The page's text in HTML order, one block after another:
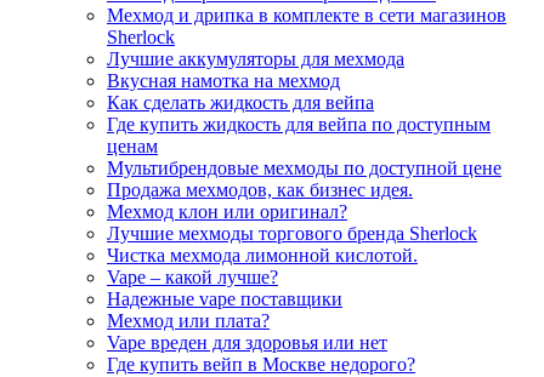
Мехмод и дрипка в комплекте в сети магазинов
Sherlock
Лучшие аккумуляторы для мехмода
Вкусная намотка на мехмод
Как сделать жидкость для вейпа
Где купить жидкость для вейпа по доступным
ценам
Мультибрендовые мехмоды по доступной цене
Продажа мехмодов, как бизнес идея.
Мехмод клон или оригинал?
Лучшие мехмоды торгового бренда Sherlock
Чистка мехмода лимонной кислотой.
Vape – какой лучше?
Надежные vape поставщики
Мехмод или плата?
Vape вреден для здоровья или нет
Где купить вейп в Москве недорого?